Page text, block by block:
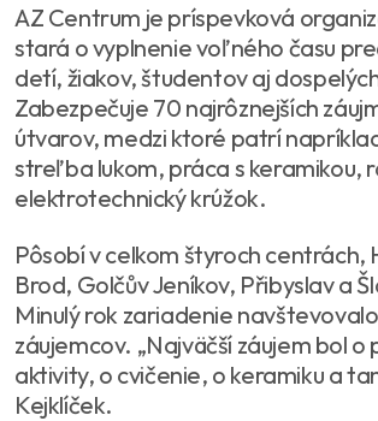
AZ Centrum je príspevková
stará o vyplnenie voľného času
detí, žiakov, študentov aj
Zabezpečuje 70 najrôznejších
útvarov, medzi ktoré patrí
streľba lukom, práca s keramikou,
elektrotechnický krúžok.
Pôsobí v celkom štyroch centrách,
Brod, Golčův Jeníkov, Přibyslav a
Minulý rok zariadenie
záujemcov. „Najväčší záujem bol
aktivity, o cvičenie, o keramiku a
Kejklíček.